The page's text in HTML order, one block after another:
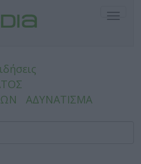
ΑΔΥΝΑΤΙΣΜΑ